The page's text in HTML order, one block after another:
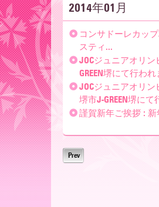
ル
デ
ィ
ー
2014年01月
コンサドーレカッ
スティ...
JOCジュニアオリ
GREEN堺にて行わ
JOCジュニアオリ
堺市J-GREEN堺に
謹賀新年ご挨拶 :
Prev